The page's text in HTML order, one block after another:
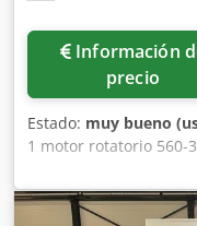
Información de
precio
Estado: muy bueno
1 motor rotatorio 560-
525-9476 2 cilindros
acoplamiento (enlace)
1x Pluma ajustable